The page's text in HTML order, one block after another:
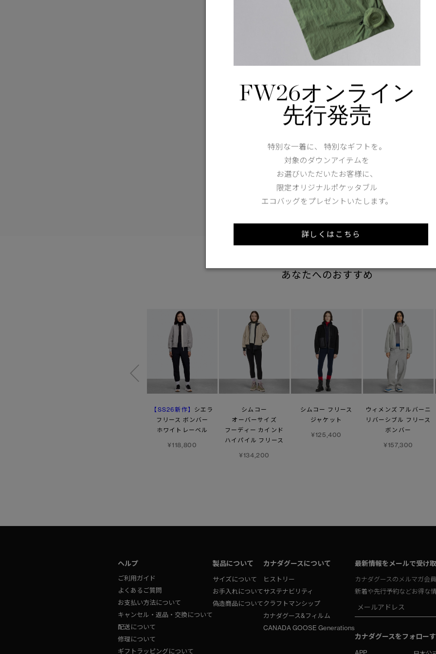
Width 53.5cm
S
Find out more on your body type
あなたへのおすすめ
【SS26新作】
シエラ
フリース ボンバー
ホワイトレーベル
¥118,800
シムコー
オーバーサイズ
フーディー カインド
ハイパイル フリース
¥134,200
シムコー フリース
ジャケット
¥125,400
ウィメンズ アルバーニ
リバーシブル フリース
ボンバー
¥157,300
ヘルプ
ご利用ガイド
よくあるご質問
お支払い方法について
キャンセル・返品・交換について
配送について
修理について
ギフトラッピングについて
製品について
サイズについて
お手入れについて
偽造商品について
カナダグースについて
ヒストリー
サステナビリティ
クラフトマンシップ
カナダグース&フィルム
CANADA GOOSE Generations
最新情報をメールで受け
カナダグースのメルマガ会
新着や先行予約などお得な
カナダグースをフォロー
FW26オンライン
先行発売
特別な一着に、 特別なギフトを。
対象のダウンアイテムを
お選びいただいたお客様に、
限定オリジナルポケッタブル
エコバッグをプレゼントいたします。
詳しくはこちら